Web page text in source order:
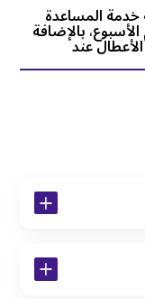
خدمة المساعدة
بالإضافة
عند